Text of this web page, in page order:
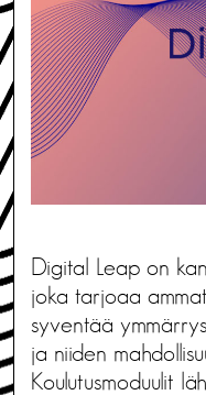
Digital Leap on
joka tarjoaa
syventää
ja niiden
Koulutusmoduulit